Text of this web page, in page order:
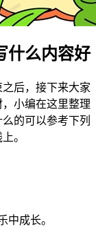
么内容好
后，接下来大家
小编在这里整理
的可以参考下列
。
成长。